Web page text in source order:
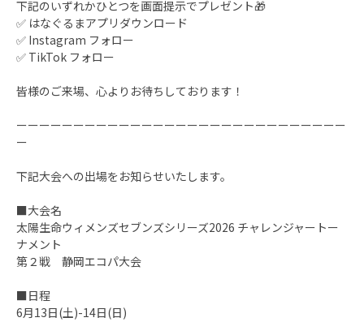
下記のいずれかひとつを画面提示でプレゼント🎁
✅ はなぐるまアプリダウンロード
✅ Instagram フォロー
✅ TikTok フォロー
皆様のご来場、心よりお待ちしております！
ーーーーーーーーーーーーーーーーーーーーーーーーーーーーー
ー
下記大会への出場をお知らせいたします。
■大会名
太陽生命ウィメンズセブンズシリーズ2026 チャレンジャートー
ナメント
第２戦 静岡エコパ大会
■日程
6月13日(土)-14日(日)